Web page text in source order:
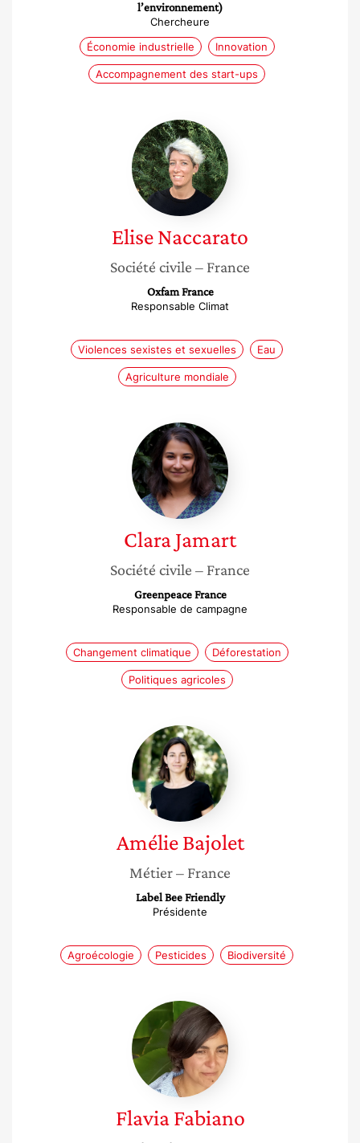
l’environnement)
Chercheure
Économie industrielle
Innovation
Accompagnement des start-ups
Elise
Naccarato
EliseNaccarato
Société civile – France
Oxfam France
Responsable Climat
Violences sexistes et sexuelles Eau
Agriculture mondiale
Clara
Jamart
ClaraJamart
Société civile – France
Greenpeace France
Responsable de campagne
Changement climatique Déforestation
Politiques agricoles
Amélie
Bajolet
Amélie Bajolet
Métier– France
Label Bee Friendly
Présidente
Agroécologie Pesticides Biodiversité
Flavia
Fabiano
Flavia Fabiano